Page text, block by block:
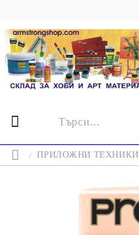
ПРИЛОЖНИ ТЕХНИКИ